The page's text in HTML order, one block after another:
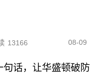
13166 08-09
话，让华盛顿破防